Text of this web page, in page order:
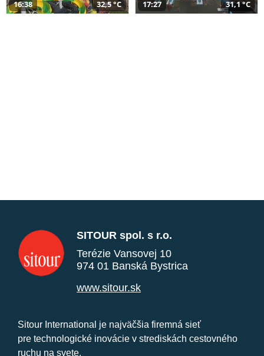
16:38 32,5 °C 17:27 31,1 °C
SITOUR spol. s r.o.
Terézie Vansovej 10
974 01 Banská Bystrica
www.sitour.sk
Sitour International je najväčšia firemná sieť
pre technologické inovácie v strediskách cestovného
ruchu na svete.